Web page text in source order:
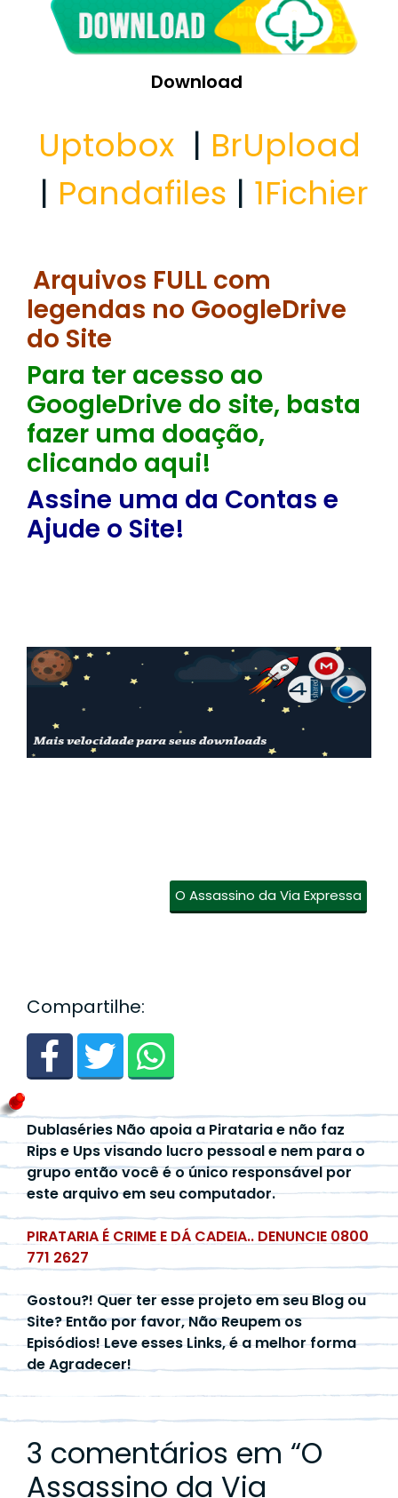
Download
Uptobox | BrUpload
| Pandafiles | 1Fichier
Arquivos FULL com
legendas no GoogleDrive
do Site
Para ter acesso ao
GoogleDrive do site, basta
fazer uma doação,
clicando aqui!
Assine uma da Contas e
Ajude o Site!
O Assassino da Via Expressa
Compartilhe:
Dublaséries Não apoia a Pirataria e não faz
Rips e Ups visando lucro pessoal e nem para o
grupo então você é o único responsável por
este arquivo em seu computador.
PIRATARIA É CRIME E DÁ CADEIA.. DENUNCIE 0800
771 2627
Gostou?! Quer ter esse projeto em seu Blog ou
Site? Então por favor, Não Reupem os
Episódios! Leve esses Links, é a melhor forma
de Agradecer!
3 comentários em “O
Assassino da Via